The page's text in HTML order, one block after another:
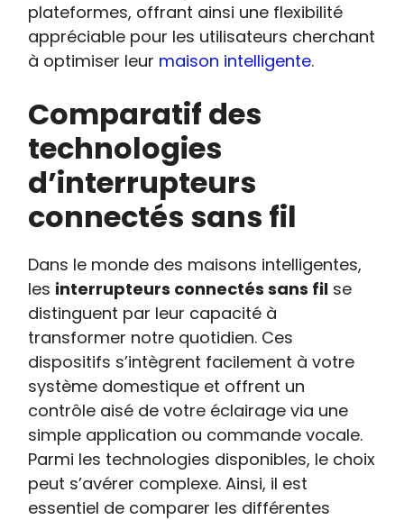
plateformes, offrant ainsi une flexibilité
appréciable pour les utilisateurs cherchant
à optimiser leur maison intelligente.
Comparatif des
technologies
d’interrupteurs
connectés sans fil
Dans le monde des maisons intelligentes,
les interrupteurs connectés sans fil se
distinguent par leur capacité à
transformer notre quotidien. Ces
dispositifs s’intègrent facilement à votre
système domestique et offrent un
contrôle aisé de votre éclairage via une
simple application ou commande vocale.
Parmi les technologies disponibles, le choix
peut s’avérer complexe. Ainsi, il est
essentiel de comparer les différentes